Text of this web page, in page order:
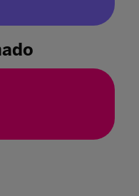
de eficiência
dizem